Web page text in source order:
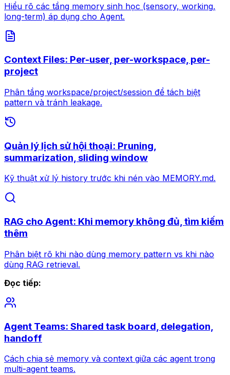
Hiểu rõ các tầng memory sinh học (sensory, working,
long-term) áp dụng cho Agent.
Context Files: Per-user, per-workspace, per-
project
Phân tầng workspace/project/session để tách biệt
pattern và tránh leakage.
Quản lý lịch sử hội thoại: Pruning,
summarization, sliding window
Kỹ thuật xử lý history trước khi nén vào MEMORY.md.
RAG cho Agent: Khi memory không đủ, tìm kiếm
thêm
Phân biệt rõ khi nào dùng memory pattern vs khi nào
dùng RAG retrieval.
Đọc tiếp:
Agent Teams: Shared task board, delegation,
handoff
Cách chia sẻ memory và context giữa các agent trong
multi-agent teams.